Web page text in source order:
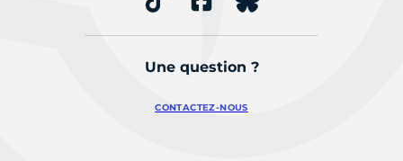
Une question ?
CONTACTEZ-NOUS